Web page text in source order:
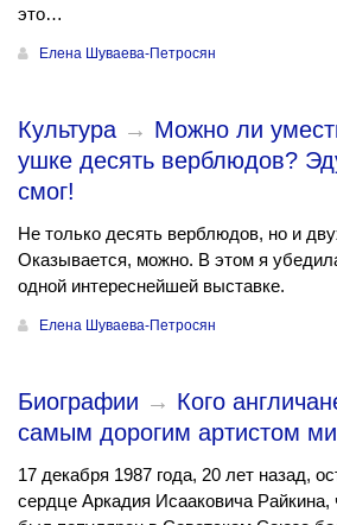
это…
Елена Шуваева-Петросян
Культура → Можно ли
ушке десять верблюдов?
смог!
Не только десять верблюдов, но и
Оказывается, можно. В этом я
одной интереснейшей выставке.
Елена Шуваева-Петросян
Биографии → Кого
самым дорогим артистом
17 декабря 1987 года, 20 лет назад,
сердце Аркадия Исааковича Райкина,